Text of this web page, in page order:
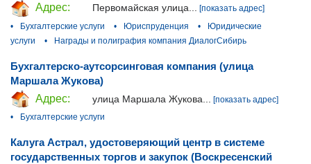
Адрес:
Первомайская улица...
[показать адрес]
•
Бухгалтерские услуги • Юриспруденция •
Юридические
услуги
• Награды и полиграфия компания ДиалогСибирь
Бухгалтерско-аутсорсинговая компания (улица
Маршала Жукова)
Адрес:
улица Маршала Жукова...
[показать адрес]
•
Бухгалтерские услуги
Калуга Астрал, удостоверяющий центр в системе
государственных торгов и закупок (Воскресенский